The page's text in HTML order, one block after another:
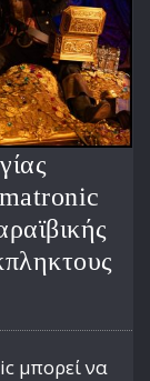
μπορεί να